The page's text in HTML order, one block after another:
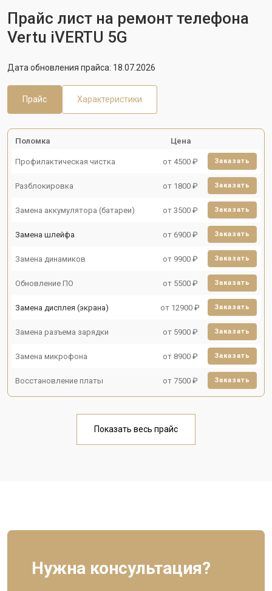
Прайс лист на ремонт телефона
Vertu iVERTU 5G
Дата обновления прайса: 18.07.2026
Прайс Характеристики
Поломка Цена
Профилактическая чистка от 4500 ₽ Заказать
Разблокировка от 1800 ₽ Заказать
Замена аккумулятора (батареи) от 3500 ₽ Заказать
Замена шлейфа от 6900 ₽ Заказать
Замена динамиков от 9900 ₽ Заказать
Обновление ПО от 5500 ₽ Заказать
Замена дисплея (экрана) от 12900 ₽ Заказать
Замена разъема зарядки от 5900 ₽ Заказать
Замена микрофона от 8900 ₽ Заказать
Восстановление платы от 7500 ₽ Заказать
Показать весь прайс
Нужна консультация?